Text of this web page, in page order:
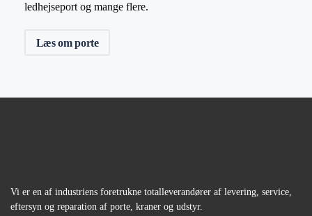
ledhejseport og mange flere.
Læs om porte
Vi er en af industriens foretrukne totalleverandører af levering, service,
eftersyn og reparation af porte, kraner og udstyr.